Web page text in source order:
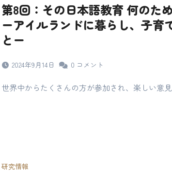
第8回：その日本語教育 何のた
ーアイルランドに暮らし、子育
とー
2024年9月14日 0 コメント
世界中からたくさんの方が参加され、楽しい意
研究情報